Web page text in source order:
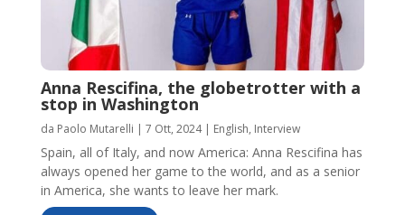
Anna Rescifina, the globetrotter with a
stop in Washington
da Paolo Mutarelli | 7 Ott, 2024| English, Interview
Spain, all of Italy, and now America: Anna Rescifina has
always opened her game to the world, and as a senior
in America, she wants to leave her mark.